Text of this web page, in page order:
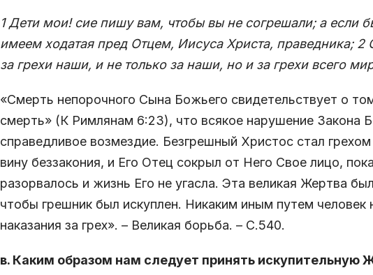
1 Дети мои! сие пишу вам, чтобы вы не согрешали; а если
имеем ходатая пред Отцем, Иисуса Христа, праведника; 2
за грехи наши, и не только за наши, но и за грехи всего
«Смерть непорочного Сына Божьего свидетельствует о
смерть» (К Римлянам 6:23), что всякое нарушение Закона
справедливое возмездие. Безгрешный Христос стал
вину беззакония, и Его Отец сокрыл от Него Свое лицо,
разорвалось и жизнь Его не угасла. Эта великая Жертва
чтобы грешник был искуплен. Никаким иным путем человек
наказания за грех». – Великая борьба. – С.540.
в. Каким образом нам следует принять искупительную